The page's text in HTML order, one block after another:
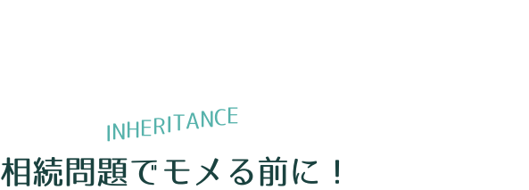
INHERITANCE
相続問題でモメる前に！